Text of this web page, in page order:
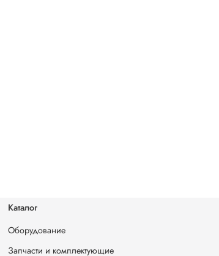
Каталог
Оборудование
Запчасти и комплектующие